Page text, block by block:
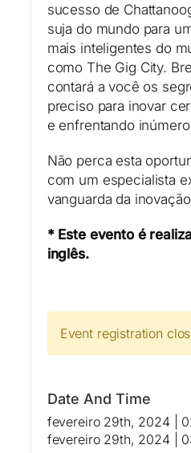
sucesso de
suja do mundo para
mais inteligentes do
como The Gig City.
contará a você os
preciso para inovar
e enfrentando
Não perca esta
com um especialista
vanguarda da
* Este evento é
inglês.
Event registration
Date And Time
fevereiro 29th, 2024 |
fevereiro 29th, 2024 |